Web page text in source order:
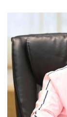
ลำตะคอง อ.ปาก
ตั้งข้อสังเกตมีก
เอกชนครอบครอ
ต่างกัน อย่างที่นิคมฯ ควนขนุน จังหวัดพัทลุงแห่งนี้ ก็จะมีประวัติ
ความเป็นมาของ